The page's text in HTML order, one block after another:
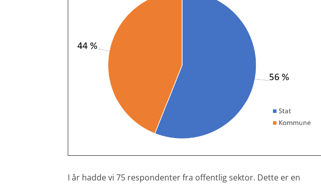
I år hadde vi 75 respondenter fra offentlig sektor. Dette er en